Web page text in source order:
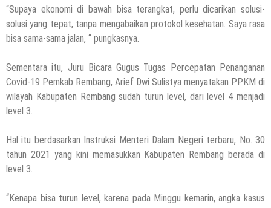
“Supaya ekonomi di bawah bisa terangkat, perlu dicarikan solusi-
solusi yang tepat, tanpa mengabaikan protokol kesehatan. Saya rasa
bisa sama-sama jalan, “ pungkasnya.
Sementara itu, Juru Bicara Gugus Tugas Percepatan Penanganan
Covid-19 Pemkab Rembang, Arief Dwi Sulistya menyatakan PPKM di
wilayah Kabupaten Rembang sudah turun level, dari level 4 menjadi
level 3.
Hal itu berdasarkan Instruksi Menteri Dalam Negeri terbaru, No. 30
tahun 2021 yang kini memasukkan Kabupaten Rembang berada di
level 3.
“Kenapa bisa turun level, karena pada Minggu kemarin, angka kasus